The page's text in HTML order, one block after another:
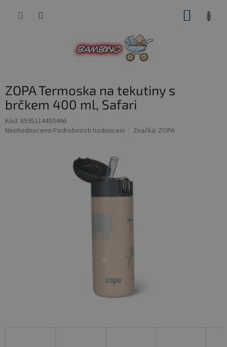
ZOPA Termoska na tekutiny s
brčkem 400 ml, Safari
Kód: 8595114450466
Průměrné
Neohodnoceno Podrobnosti hodnocení Značka: ZOPA